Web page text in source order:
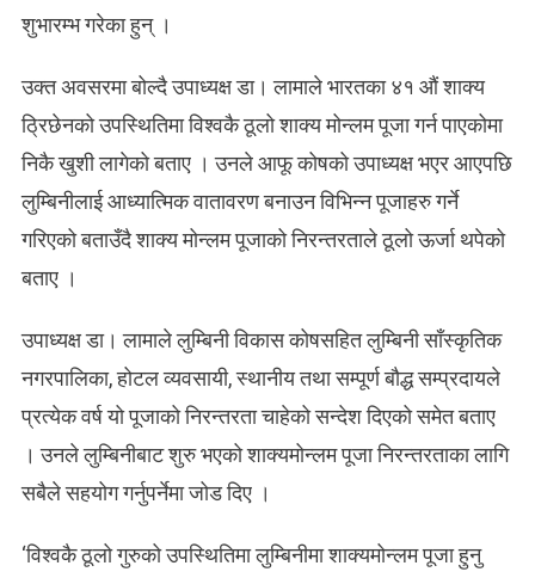
शुभारम्भ गरेका हुन् ।
उक्त अवसरमा बोल्दै उपाध्यक्ष डा। लामाले भारतका ४१ औं शाक्य
ठ्रिछेनको उपस्थितिमा विश्वकै ठूलो शाक्य मोन्लम पूजा गर्न पाएकोमा
निकै खुशी लागेको बताए । उनले आफू कोषको उपाध्यक्ष भएर आएपछि
लुम्बिनीलाई आध्यात्मिक वातावरण बनाउन विभिन्न पूजाहरु गर्ने
गरिएको बताउँदै शाक्य मोन्लम पूजाको निरन्तरताले ठूलो ऊर्जा थपेको
बताए ।
उपाध्यक्ष डा। लामाले लुम्बिनी विकास कोषसहित लुम्बिनी साँस्कृतिक
नगरपालिका, होटल व्यवसायी, स्थानीय तथा सम्पूर्ण बौद्ध सम्प्रदायले
प्रत्येक वर्ष यो पूजाको निरन्तरता चाहेको सन्देश दिएको समेत बताए
। उनले लुम्बिनीबाट शुरु भएको शाक्यमोन्लम पूजा निरन्तरताका लागि
सबैले सहयोग गर्नुपर्नेमा जोड दिए ।
‘विश्वकै ठूलो गुरुको उपस्थितिमा लुम्बिनीमा शाक्यमोन्लम पूजा हुनु